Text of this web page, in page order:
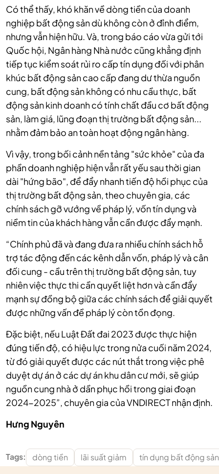
Có thể thấy, khó khăn về dòng tiền của doanh
nghiệp bất động sản dù không còn ở đỉnh điểm,
nhưng vẫn hiện hữu. Và, trong báo cáo vừa gửi tới
Quốc hội, Ngân hàng Nhà nước cũng khẳng định
tiếp tục kiểm soát rủi ro cấp tín dụng đối với phân
khúc bất động sản cao cấp đang dư thừa nguồn
cung, bất động sản không có nhu cầu thực, bất
động sản kinh doanh có tính chất đầu cơ bất động
sản, làm giá, lũng đoạn thị trường bất động sản...
nhằm đảm bảo an toàn hoạt động ngân hàng.
Vì vậy, trong bối cảnh nền tảng "sức khỏe" của đa
phần doanh nghiệp hiện vẫn rất yếu sau thời gian
dài "hứng bão", để đẩy nhanh tiến độ hồi phục của
thị trường bất động sản, theo chuyên gia, các
chính sách gỡ vướng về pháp lý, vốn tín dụng và
niềm tin của khách hàng vẫn cần được đẩy mạnh.
“Chính phủ đã và đang đưa ra nhiều chính sách hỗ
trợ tác động đến các kênh dẫn vốn, pháp lý và cân
đối cung - cầu trên thị trường bất động sản, tuy
nhiên việc thực thi cần quyết liệt hơn và cần đẩy
mạnh sự đồng bộ giữa các chính sách để giải quyết
được những vấn đề pháp lý còn tồn đọng.
Đặc biệt, nếu Luật Đất đai 2023 được thực hiện
đúng tiến độ, có hiệu lực trong nửa cuối năm 2024,
từ đó giải quyết được các nút thắt trong việc phê
duyệt dự án ở các dự án khu dân cư mới, sẽ giúp
nguồn cung nhà ở dần phục hồi trong giai đoạn
2024-2025”, chuyên gia của VNDIRECT nhận định.
Hưng Nguyên
Tags: dòng tiền lãi suất giảm tín dụng bất động sản